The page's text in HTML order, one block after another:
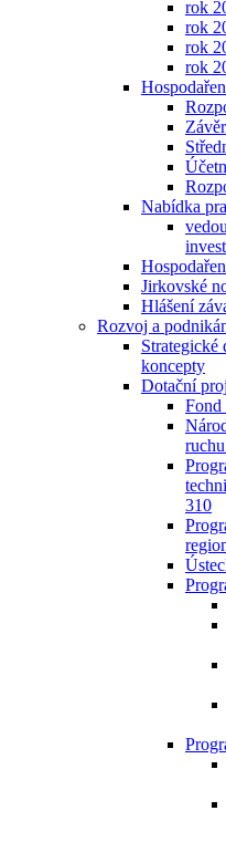
rok
rok
rok
rok
Nabídka
Jirkovské
Hlášení
Rozvoj a
Strategické
koncepty
Dotační
Fond
310